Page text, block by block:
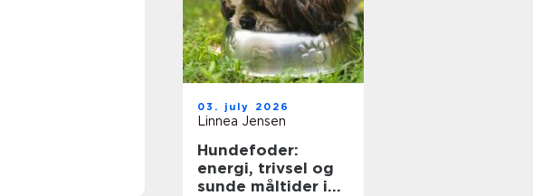
03. july 2026
Linnea Jensen
Hundefoder:
energi, trivsel og
sunde måltider i